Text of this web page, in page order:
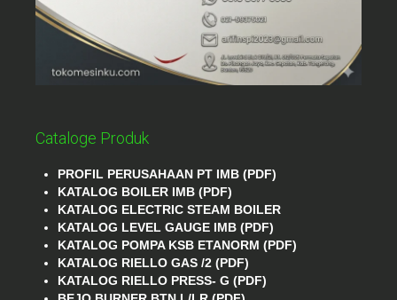
Cataloge Produk
PROFIL PERUSAHAAN PT IMB (PDF)
KATALOG BOILER IMB (PDF)
KATALOG ELECTRIC STEAM BOILER
KATALOG LEVEL GAUGE IMB (PDF)
KATALOG POMPA KSB ETANORM (PDF)
KATALOG RIELLO GAS /2 (PDF)
KATALOG RIELLO PRESS- G (PDF)